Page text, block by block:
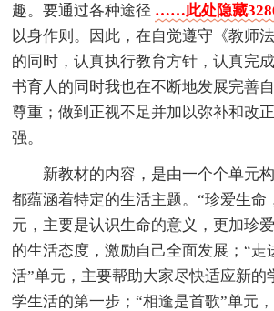
趣。要通过各种途径 ……此处隐藏
以身作则。因此，在自觉遵守《教师
的同时，认真执行教育方针，认真完
书育人的同时我也在不断地发展完善
尊重；做到正视不足并加以弥补和改
强。
新教材的内容，是由一个个单元
都蕴涵着特定的生活主题。“珍爱生命
元，主要是认识生命的意义，更加珍
的生活态度，激励自己全面发展；“走
活”单元，主要帮助大家尽快适应新的
学生活的第一步；“相逢是首歌”单元